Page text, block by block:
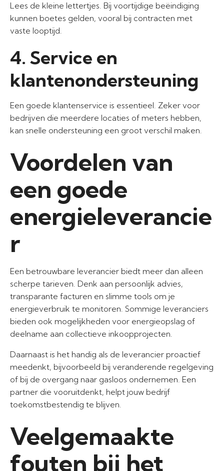
Lees de kleine lettertjes. Bij voortijdige beëindiging
kunnen boetes gelden, vooral bij contracten met
vaste looptijd.
4. Service en
klantenondersteuning
Een goede klantenservice is essentieel. Zeker voor
bedrijven die meerdere locaties of meters hebben,
kan snelle ondersteuning een groot verschil maken.
Voordelen van
een goede
energieleverancie
r
Een betrouwbare leverancier biedt meer dan alleen
scherpe tarieven. Denk aan persoonlijk advies,
transparante facturen en slimme tools om je
energieverbruik te monitoren. Sommige leveranciers
bieden ook mogelijkheden voor energieopslag of
deelname aan collectieve inkoopprojecten.
Daarnaast is het handig als de leverancier proactief
meedenkt, bijvoorbeeld bij veranderende regelgeving
of bij de overgang naar gasloos ondernemen. Een
partner die vooruitdenkt, helpt jouw bedrijf
toekomstbestendig te blijven.
Veelgemaakte
fouten bij het